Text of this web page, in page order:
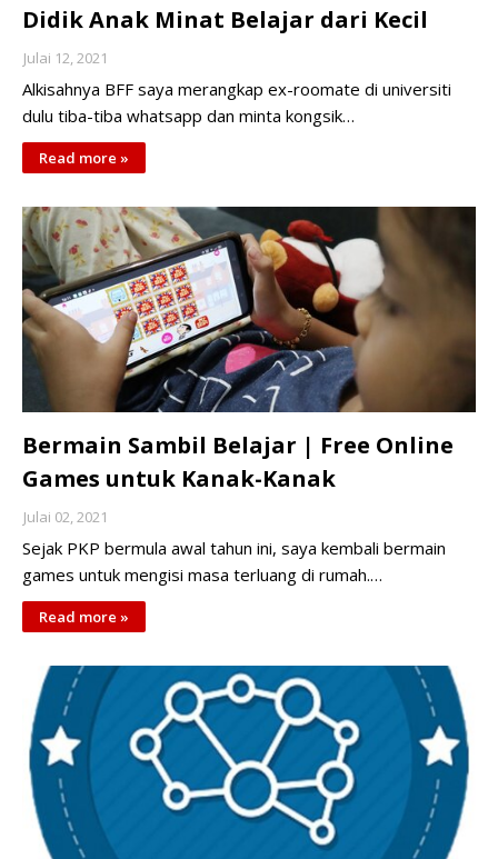
Didik Anak Minat Belajar dari Kecil
Julai 12, 2021
Alkisahnya BFF saya merangkap ex-roomate di universiti
dulu tiba-tiba whatsapp dan minta kongsik…
Read more »
Bermain Sambil Belajar | Free Online
Games untuk Kanak-Kanak
Julai 02, 2021
Sejak PKP bermula awal tahun ini, saya kembali bermain
games untuk mengisi masa terluang di rumah.…
Read more »